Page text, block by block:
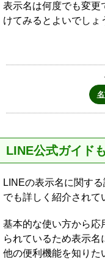
表示名は何度でも変更
けてみるとよいでしょ
LINE公式ガイド
LINEの表示名に関す
でも詳しく紹介されて
基本的な使い方から応
られているため表示
他の便利機能を知りた